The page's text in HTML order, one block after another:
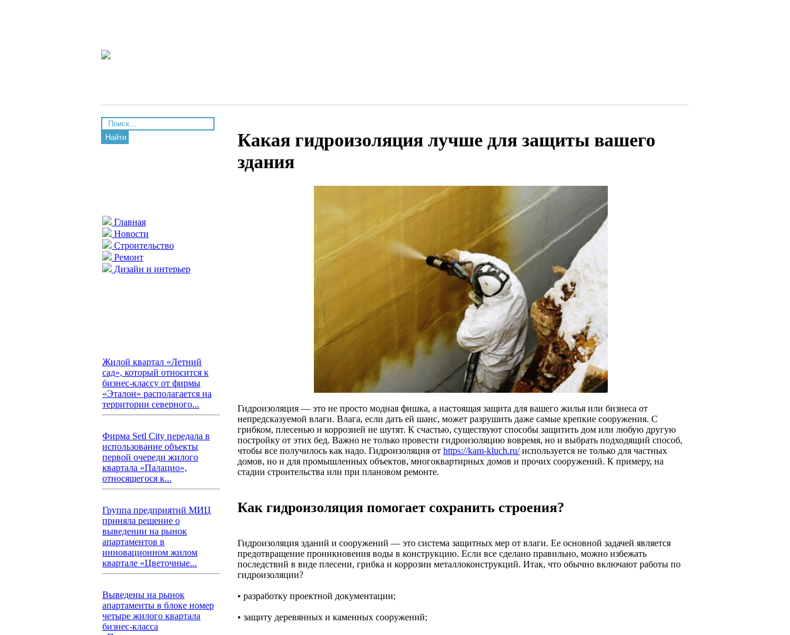
Найти
Главная
Новости
Строительство
Ремонт
Дизайн и интерьер
Жилой квартал «Летний
сад», который относится к
бизнес-классу от фирмы
«Эталон» располагается на
территории северного...
Фирма Setl City передала в
использование объекты
первой очереди жилого
квартала «Палацио»,
относящегося к...
Группа предприятий МИЦ
приняла решение о
выведении на рынок
апартаментов в
инновационном жилом
квартале «Цветочные...
Выведены на рынок
апартаменты в блоке номер
четыре жилого квартала
бизнес-класса
Какая гидроизоляция лучше для защиты вашего
здания
Гидроизоляция — это не просто модная фишка, а настоящая защита для вашего жилья или бизнеса от
непредсказуемой влаги. Влага, если дать ей шанс, может разрушить даже самые крепкие сооружения. С
грибком, плесенью и коррозией не шутят. К счастью, существуют способы защитить дом или любую другую
постройку от этих бед. Важно не только провести гидроизоляцию вовремя, но и выбрать подходящий способ,
чтобы все получилось как надо. Гидроизоляция от https://kam-kluch.ru/используется не только для частных
домов, но и для промышленных объектов, многоквартирных домов и прочих сооружений. К примеру, на
стадии строительства или при плановом ремонте.
Как гидроизоляция помогает сохранить строения?
Гидроизоляция зданий и сооружений — это система защитных мер от влаги. Ее основной задачей является
предотвращение проникновения воды в конструкцию. Если все сделано правильно, можно избежать
последствий в виде плесени, грибка и коррозии металлоконструкций. Итак, что обычно включают работы по
гидроизоляции?
• разработку проектной документации;
• защиту деревянных и каменных сооружений;